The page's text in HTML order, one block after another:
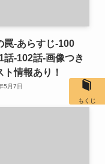
罠-あらすじ-100
話-102話-画像つき
ト情報あり！
5月7日
もくじ